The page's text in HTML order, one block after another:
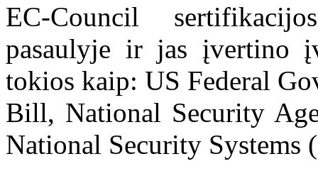
EC-Council
pasaulyje ir jas įvertino
tokios kaip: US Federal
Bill, National Security
National Security Systems